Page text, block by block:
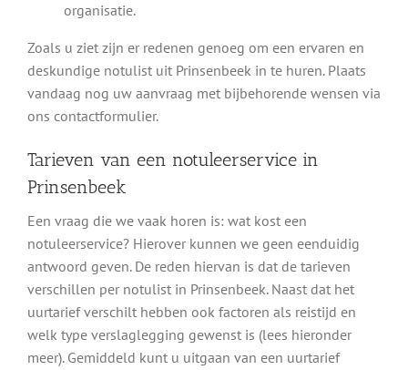
organisatie.
Zoals u ziet zijn er redenen genoeg om een ervaren en
deskundige notulist uit Prinsenbeek in te huren. Plaats
vandaag nog uw aanvraag met bijbehorende wensen via
ons contactformulier.
Tarieven van een notuleerservice in
Prinsenbeek
Een vraag die we vaak horen is: wat kost een
notuleerservice? Hierover kunnen we geen eenduidig
antwoord geven. De reden hiervan is dat de tarieven
verschillen per notulist in Prinsenbeek. Naast dat het
uurtarief verschilt hebben ook factoren als reistijd en
welk type verslaglegging gewenst is (lees hieronder
meer). Gemiddeld kunt u uitgaan van een uurtarief